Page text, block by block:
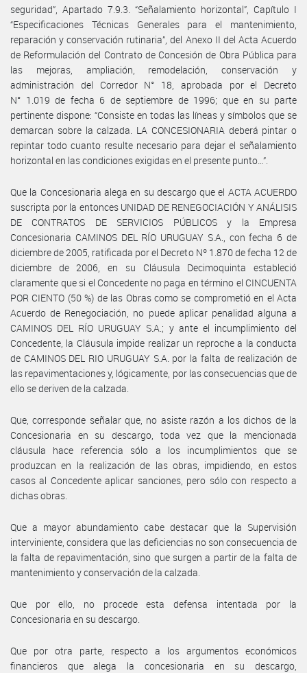
seguridad”, Apartado 7.9.3. “Señalamiento horizontal”, Capítulo I
“Especificaciones Técnicas Generales para el mantenimiento,
reparación y conservación rutinaria”, del Anexo II del Acta Acuerdo
de Reformulación del Contrato de Concesión de Obra Pública para
las mejoras, ampliación, remodelación, conservación y
administración del Corredor N° 18, aprobada por el Decreto
N° 1.019 de fecha 6 de septiembre de 1996; que en su parte
pertinente dispone: “Consiste en todas las líneas y símbolos que se
demarcan sobre la calzada. LA CONCESIONARIA deberá pintar o
repintar todo cuanto resulte necesario para dejar el señalamiento
horizontal en las condiciones exigidas en el presente punto…”.
Que la Concesionaria alega en su descargo que el ACTA ACUERDO
suscripta por la entonces UNIDAD DE RENEGOCIACIÓN Y ANÁLISIS
DE CONTRATOS DE SERVICIOS PÚBLICOS y la Empresa
Concesionaria CAMINOS DEL RÍO URUGUAY S.A., con fecha 6 de
diciembre de 2005, ratificada por el Decreto Nº 1.870 de fecha 12 de
diciembre de 2006, en su Cláusula Decimoquinta estableció
claramente que si el Concedente no paga en término el CINCUENTA
POR CIENTO (50 %) de las Obras como se comprometió en el Acta
Acuerdo de Renegociación, no puede aplicar penalidad alguna a
CAMINOS DEL RÍO URUGUAY S.A.; y ante el incumplimiento del
Concedente, la Cláusula impide realizar un reproche a la conducta
de CAMINOS DEL RIO URUGUAY S.A. por la falta de realización de
las repavimentaciones y, lógicamente, por las consecuencias que de
ello se deriven de la calzada.
Que, corresponde señalar que, no asiste razón a los dichos de la
Concesionaria en su descargo, toda vez que la mencionada
cláusula hace referencia sólo a los incumplimientos que se
produzcan en la realización de las obras, impidiendo, en estos
casos al Concedente aplicar sanciones, pero sólo con respecto a
dichas obras.
Que a mayor abundamiento cabe destacar que la Supervisión
interviniente, considera que las deficiencias no son consecuencia de
la falta de repavimentación, sino que surgen a partir de la falta de
mantenimiento y conservación de la calzada.
Que por ello, no procede esta defensa intentada por la
Concesionaria en su descargo.
Que por otra parte, respecto a los argumentos económicos
financieros que alega la concesionaria en su descargo,